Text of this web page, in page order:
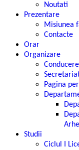
Noutati
Prezentare
Misiunea
Contacte
Orar
Organizare
Pagina
Studii
Ciclul I